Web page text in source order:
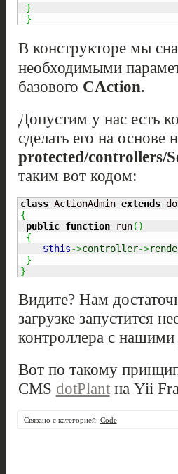
}
}
В конструкторе мы
необходимыми
базового CAction.
Допустим у нас есть
сделать его на
protected/controllers/
таким вот кодом:
class ActionAdmin extends
{
public function run( )
{
$this->controller->
}
}
Видите? Нам
загрузке запустится
контроллера с
Вот по такому
CMS dotPlantна Yii
Связано с категорией: Code